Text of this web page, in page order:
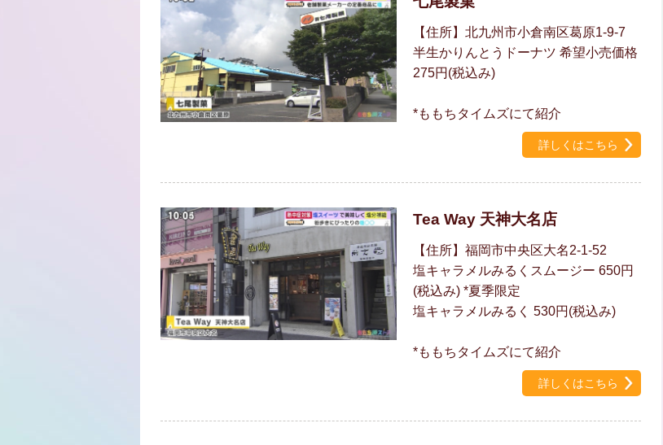
【住所】北九州市小倉南区葛原1-9-7
半生かりんとうドーナツ 希望小売価格
275円(税込み)
*ももちタイムズにて紹介
詳しくはこちら
Tea Way 天神大名店
【住所】福岡市中央区大名2-1-52
塩キャラメルみるくスムージー 650円
(税込み) *夏季限定
塩キャラメルみるく 530円(税込み)
*ももちタイムズにて紹介
詳しくはこちら